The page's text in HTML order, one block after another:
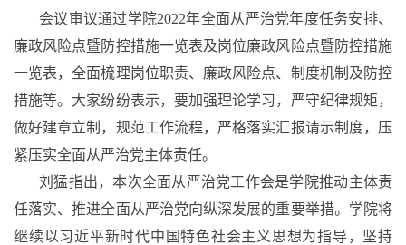
会议审议通过学院2022年全面从严治党年度任务安排、
廉政风险点暨防控措施一览表及岗位廉政风险点暨防控措施
一览表，全面梳理岗位职责、廉政风险点、制度机制及防控
措施等。大家纷纷表示，要加强理论学习，严守纪律规矩，
做好建章立制，规范工作流程，严格落实汇报请示制度，压
紧压实全面从严治党主体责任。
刘猛指出，本次全面从严治党工作会是学院推动主体责
任落实、推进全面从严治党向纵深发展的重要举措。 学院将
继续以习近平新时代中国特色社会主义思想为指导 ， 坚持